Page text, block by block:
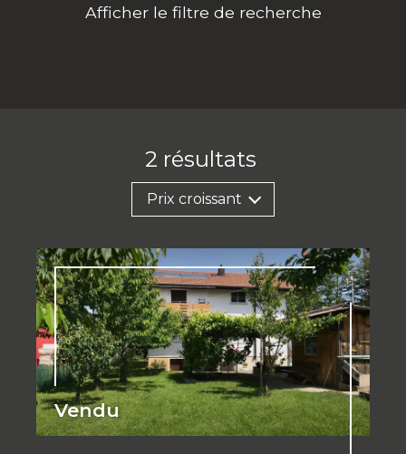
Afficher le filtre de recherche
2 résultats
Prix croissant
Vendu